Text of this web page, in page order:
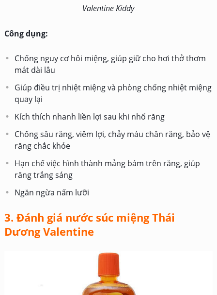
Valentine Kiddy
Công dụng:
Chống nguy cơ hôi miệng, giúp giữ cho hơi thở thơm
mát dài lâu
Giúp điều trị nhiệt miệng và phòng chống nhiệt miệng
quay lại
Kích thích nhanh liền lợi sau khi nhổ răng
Chống sâu răng, viêm lợi, chảy máu chân răng, bảo vệ
răng chắc khỏe
Hạn chế việc hình thành mảng bám trên răng, giúp
răng trắng sáng
Ngăn ngừa nấm lưỡi
3. Đánh giá nước súc miệng Thái
Dương Valentine